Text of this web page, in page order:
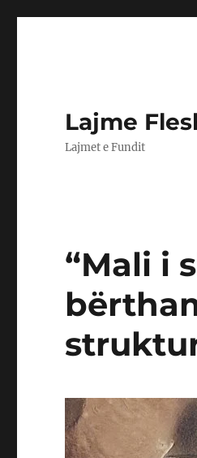
Lajme
Lajmet e Fundit
“Mali i